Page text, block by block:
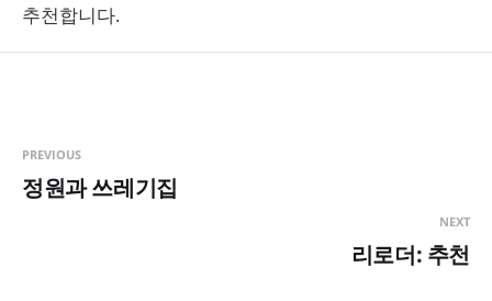
추천합니다.
PREVIOUS
정원과 쓰레기집
NEXT
리로더: 추천